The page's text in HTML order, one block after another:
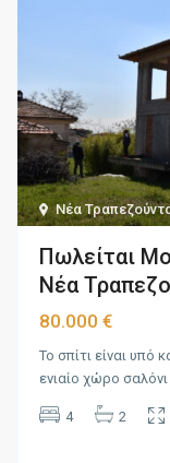
Νέα
Πωλείται
Νέα
80.000 €
Το σπίτι είναι υπό
ενιαίο χώρο
4 2